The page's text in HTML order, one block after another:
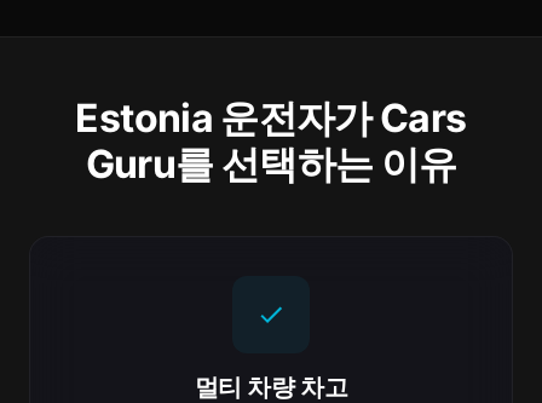
Estonia 운전자가 Cars
Guru를 선택하는 이유
멀티 차량 차고